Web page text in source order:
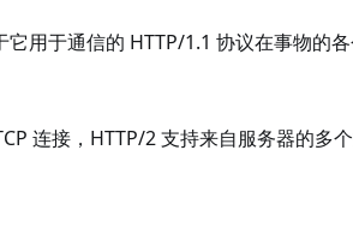
用于通信的 HTTP/1.1 协议在事物的
连接，HTTP/2 支持来自服务器的多